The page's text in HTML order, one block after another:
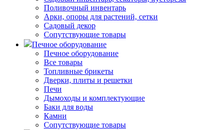
Поливочный инвентарь
Арки, опоры для растений, сетки
Садовый декор
Сопутствующие товары
Печное оборудование
Печное оборудование
Все товары
Топливные брикеты
Дверки, плиты и решетки
Печи
Дымоходы и комплектующие
Баки для воды
Камни
Сопутствующие товары